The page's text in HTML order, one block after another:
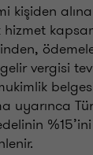
kişiden
vergisi
uyarınca